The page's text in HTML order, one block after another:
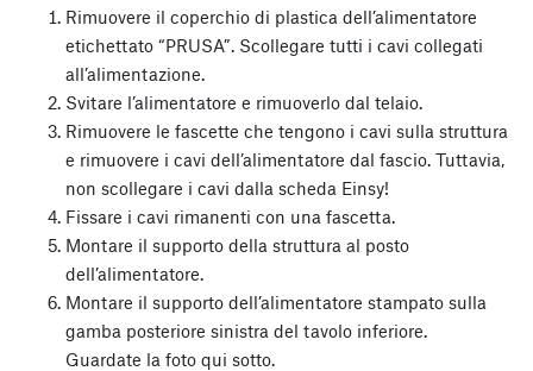
Rimuovere il coperchio di plastica dell’alimentatore
etichettato “PRUSA”. Scollegare tutti i cavi collegati
all’alimentazione.
Svitare l’alimentatore e rimuoverlo dal telaio.
Rimuovere le fascette che tengono i cavi sulla struttura
e rimuovere i cavi dell’alimentatore dal fascio. Tuttavia,
non scollegare i cavi dalla scheda Einsy!
Fissare i cavi rimanenti con una fascetta.
Montare il supporto della struttura al posto
dell’alimentatore.
Montare il supporto dell’alimentatore stampato sulla
gamba posteriore sinistra del tavolo inferiore.
Guardate la foto qui sotto.